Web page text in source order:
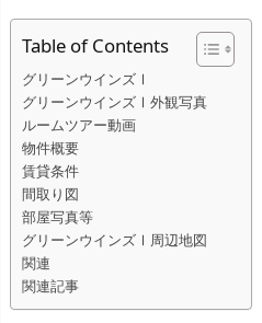
Table of Contents
グリーンウインズⅠ
グリーンウインズⅠ外観写真
ルームツアー動画
物件概要
賃貸条件
間取り図
部屋写真等
グリーンウインズⅠ周辺地図
関連
関連記事